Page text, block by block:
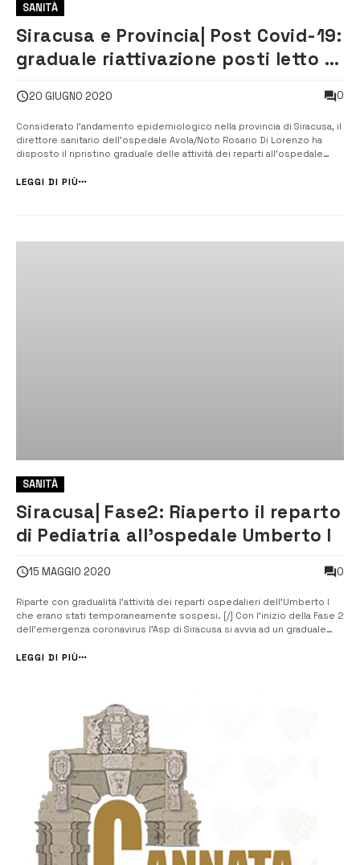
SANITÀ
Siracusa e Provincia| Post Covid-19:
graduale riattivazione posti letto di
20 GIUGNO 2020 0
Considerato l’andamento epidemiologico nella provincia di Siracusa, il
direttore sanitario dell’ospedale Avola/Noto Rosario Di Lorenzo ha
disposto il ripristino graduale delle attività dei reparti all’ospedale
reparto di Geriatria con 12 posti letto e l’allocazione nello s...
LEGGI DI PIÙ
SANITÀ
Siracusa| Fase2: Riaperto il reparto
di Pediatria all’ospedale Umberto I
15 MAGGIO 2020 0
Riparte con gradualità l’attività dei reparti ospedalieri dell’Umberto I
che erano stati temporaneamente sospesi. [/] Con l’inizio della Fase 2
dell’emergenza coronavirus l’Asp di Siracusa si avvia ad un graduale
provvisoriamente ridotti o sospesi durante la Fase 1. Già ...
LEGGI DI PIÙ